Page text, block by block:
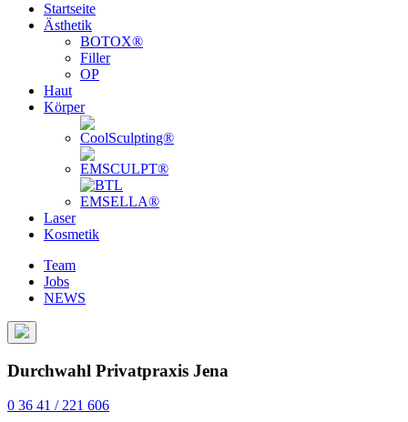
Startseite
Ästhetik
BOTOX®
Filler
OP
Haut
Körper
Laser
Kosmetik
Team
Jobs
NEWS
Durchwahl Privatpraxis Jena
0 36 41 / 221 606